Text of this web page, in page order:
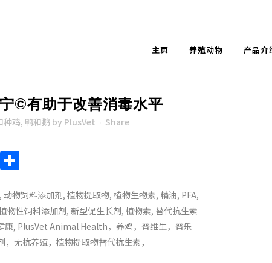
主页 养殖动物 产品介
©有助于改善消毒水平
种鸡, 鸭和鹅 by PlusVet Share
Sina